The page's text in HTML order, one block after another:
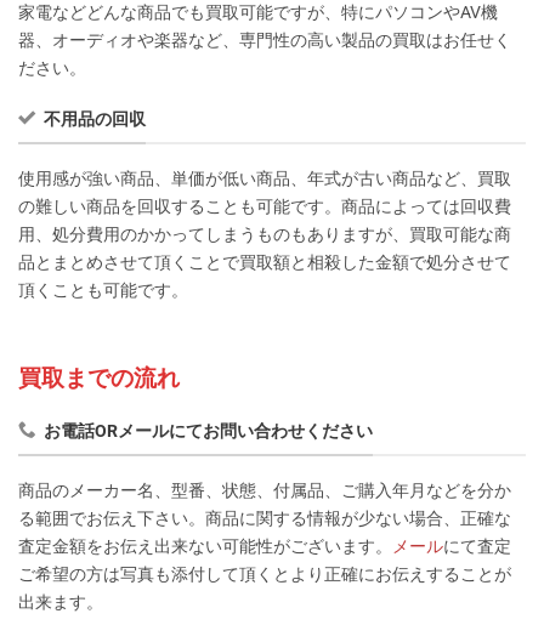
家電などどんな商品でも買取可能ですが、特にパソコンやAV機
器、オーディオや楽器など、専門性の高い製品の買取はお任せく
ださい。
不用品の回収
使用感が強い商品、単価が低い商品、年式が古い商品など、買取
の難しい商品を回収することも可能です。商品によっては回収費
用、処分費用のかかってしまうものもありますが、買取可能な商
品とまとめさせて頂くことで買取額と相殺した金額で処分させて
頂くことも可能です。
買取までの流れ
お電話ORメールにてお問い合わせください
商品のメーカー名、型番、状態、付属品、ご購入年月などを分か
る範囲でお伝え下さい。商品に関する情報が少ない場合、正確な
査定金額をお伝え出来ない可能性がございます。 メールにて査定
ご希望の方は写真も添付して頂くとより正確にお伝えすることが
出来ます。